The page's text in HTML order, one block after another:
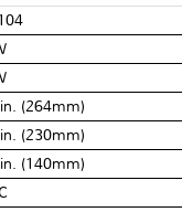
(264mm)
(230mm)
(140mm)